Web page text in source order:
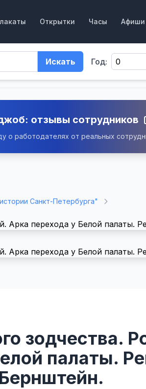
Открытки Часы Афиши
Искать Год:
отзывы сотрудников
о работодателях от реальных
Санкт-Петербурга"
зодчества.
палаты.